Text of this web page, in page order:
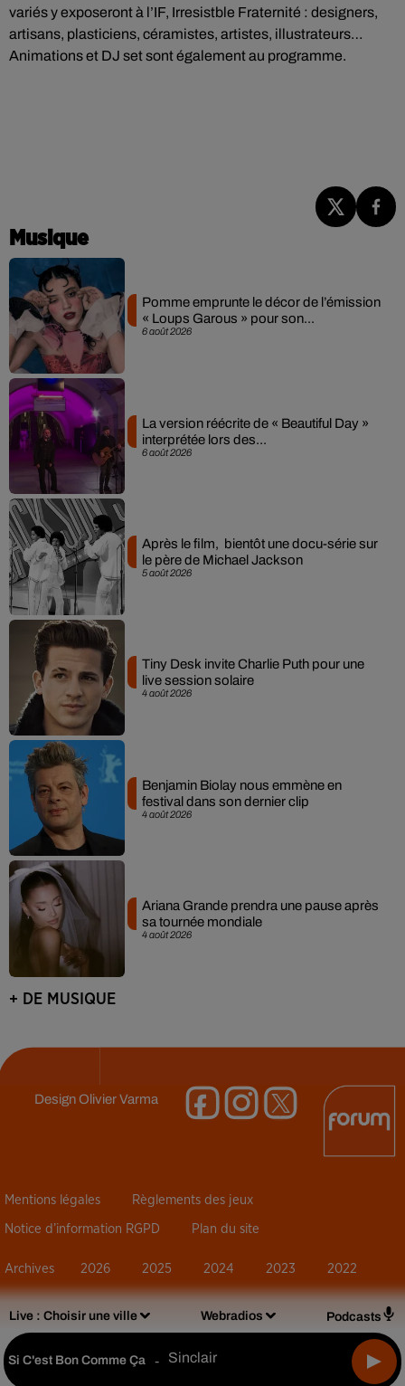
Live : Choisir une ville Webradios Podcasts
Si C'est Bon Comme Ça - Sinclair
variés y exposeront à l’IF, Irresistble Fraternité : designers,
artisans, plasticiens, céramistes, artistes, illustrateurs…
Animations et DJ set sont également au programme.
Musique
6 août 2026
Pomme emprunte le décor de l’émission
« Loups Garous » pour son...
6 août 2026
La version réécrite de « Beautiful Day »
interprétée lors des...
5 août 2026
Après le film, bientôt une docu-série sur
le père de Michael Jackson
4 août 2026
Tiny Desk invite Charlie Puth pour une
live session solaire
4 août 2026
Benjamin Biolay nous emmène en
festival dans son dernier clip
4 août 2026
Ariana Grande prendra une pause après
sa tournée mondiale
+ DE MUSIQUE
DesignOlivier Varma
Mentions légales Règlements des jeux
Notice d’information RGPD Plan du site
Archives 2026 2025 2024 2023 2022